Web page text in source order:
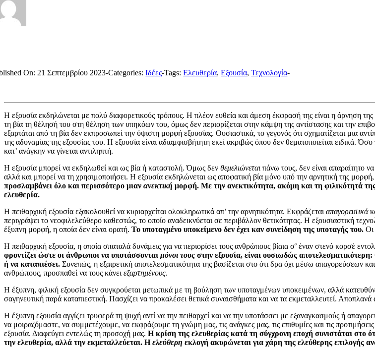
On: 21 Σεπτεμβρίου 2023-Categories:Ιδέες-Tags:Ελευθερία,Εξουσία,Τεχνολογία-
Η εξουσία εκδηλώνεται με πολύ διαφορετικούς τρόπους. Η πλέον ευθεία και άμεση έκφρασή της είναι η άρνηση
τη βία τη θέλησή του στη θέληση των υπηκόων του, όμως δεν περιορίζεται στην κάμψη της αντίστασης και την
εξαρτάται από τη βία δεν εκπροσωπεί την ύψιστη μορφή εξουσίας. Ουσιαστικά, το γεγονός ότι σχηματίζεται μια
της αδυναμίας της εξουσίας του. Η εξουσία είναι αδιαμφισβήτητη εκεί ακριβώς όπου δεν θεματοποιείται ειδικά.
κατ’ ανάγκην να γίνεται αντιληπτή.
Η εξουσία μπορεί να εκδηλωθεί και ως βία ή καταστολή. Όμως δεν θεμελιώνεται πάνω τους, δεν είναι απαραίτητο
αλλά και μπορεί να τη χρησιμοποιήσει. Η εξουσία εκδηλώνεται ως αποφατική βία μόνο υπό την αρνητική της
προσλαμβάνει όλο και περισσότερο μιαν ανεκτική μορφή. Με την ανεκτικότητα, ακόμη και τη φιλικότητά
ελευθερία.
Η πειθαρχική εξουσία εξακολουθεί να κυριαρχείται ολοκληρωτικά απ’ την αρνητικότητα. Εκφράζεται απαγορευτικά
περιγράψει το νεοφιλελεύθερο καθεστώς, το οποίο αναδεικνύεται σε περιβάλλον θετικότητας. Η εξουσιαστική
έξυπνη μορφή, η οποία δεν είναι ορατή. Το υποταγμένο υποκείμενο δεν έχει καν συνείδηση της υποταγής του. Οι
Η πειθαρχική εξουσία, η οποία σπαταλά δυνάμεις για να περιορίσει τους ανθρώπους βίαια σ’ έναν στενό κορσέ
φροντίζει ώστε οι άνθρωποι να υποτάσσονται μόνοι τους στην εξουσία, είναι ουσιωδώς αποτελεσματικότερη:
ή να καταπιέσει. Συνεπώς, η εξαιρετική αποτελεσματικότητα της βασίζεται στο ότι δρα όχι μέσω απαγορεύσεων
ανθρώπους, προσπαθεί να τους κάνει εξαρτημένους.
Η έξυπνη, φιλική εξουσία δεν συγκρούεται μετωπικά με τη βούληση των υποταγμένων υποκειμένων, αλλά
σαγηνευτική παρά καταπιεστική. Πασχίζει να προκαλέσει θετικά συναισθήματα και να τα εκμεταλλευτεί. Αποπλανά
Η έξυπνη εξουσία αγγίζει τρυφερά τη ψυχή αντί να την πειθαρχεί και να την υποτάσσει με εξαναγκασμούς ή
να μοιραζόμαστε, να συμμετέχουμε, να εκφράζουμε τη γνώμη μας, τις ανάγκες μας, τις επιθυμίες και τις
εξουσία. Διαφεύγει εντελώς τη προσοχή μας. Η κρίση της ελευθερίας κατά τη σύγχρονη εποχή συνιστάται στο
την ελευθερία, αλλά την εκμεταλλεύεται. Ηελεύθερη εκλογή ακυρώνεται για χάρη της ελεύθερης επιλογής